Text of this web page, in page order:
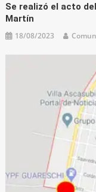
Se realizó el acto
Martín
18/08/2023